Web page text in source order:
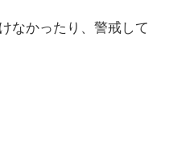
なかったり、警戒して